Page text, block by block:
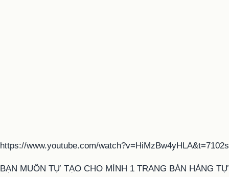
https://www.youtube.com/watch?v=HiMzBw4yHLA&t=7102s
BẠN MUỐN TỰ TẠO CHO MÌNH 1 TRANG BÁN HÀNG TỰ